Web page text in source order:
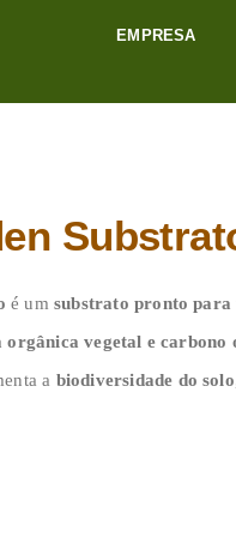
EMPRESA
é um substrato pronto para
orgânica vegetal e carbono
a biodiversidade do solo